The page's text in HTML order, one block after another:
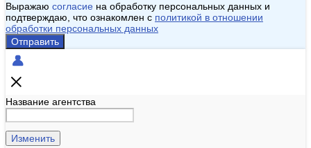
Выражаю согласие на обработку персональных данных и
подтверждаю, что ознакомлен с политикой в отношении
обработки персональных данных
Отправить
Название агентства
Изменить